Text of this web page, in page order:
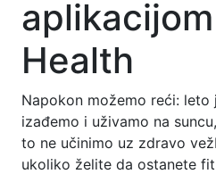
Health
Napokon možemo reći: leto
izađemo i uživamo na
to ne učinimo uz zdravo
ukoliko želite da ostanete